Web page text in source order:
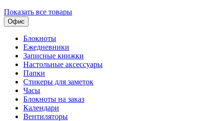
Показать все товары
Офис
Блокноты
Ежедневники
Записные книжки
Настольные аксессуары
Папки
Стикеры для заметок
Часы
Блокноты на заказ
Календари
Вентиляторы